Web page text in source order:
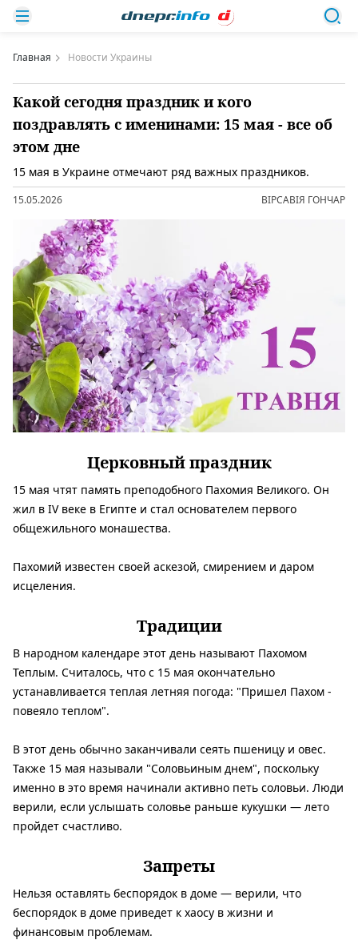
Главная Новости Украины
Какой сегодня праздник и кого
поздравлять с именинами: 15 мая - все об
этом дне
15 мая в Украине отмечают ряд важных праздников.
15.05.2026 ВІРСАВІЯ ГОНЧАР
Церковный праздник
15 мая чтят память преподобного Пахомия Великого. Он
жил в IV веке в Египте и стал основателем первого
общежильного монашества.
Пахомий известен своей аскезой, смирением и даром
исцеления.
Традиции
В народном календаре этот день называют Пахомом
Теплым. Считалось, что с 15 мая окончательно
устанавливается теплая летняя погода: "Пришел Пахом -
повеяло теплом".
В этот день обычно заканчивали сеять пшеницу и овес.
Также 15 мая называли "Соловьиным днем", поскольку
именно в это время начинали активно петь соловьи. Люди
верили, если услышать соловье раньше кукушки — лето
пройдет счастливо.
Запреты
Нельзя оставлять беспорядок в доме — верили, что
беспорядок в доме приведет к хаосу в жизни и
финансовым проблемам.